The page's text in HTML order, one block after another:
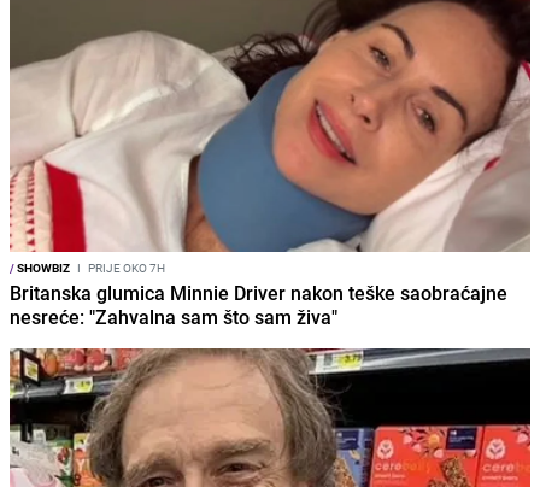
/SHOWBIZ I PRIJE OKO 7H
Britanska glumica Minnie Driver nakon teške saobraćajne
nesreće: "Zahvalna sam što sam živa"